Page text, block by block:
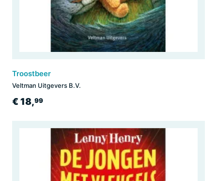
Troostbeer
Veltman Uitgevers B.V.
€ 18,99